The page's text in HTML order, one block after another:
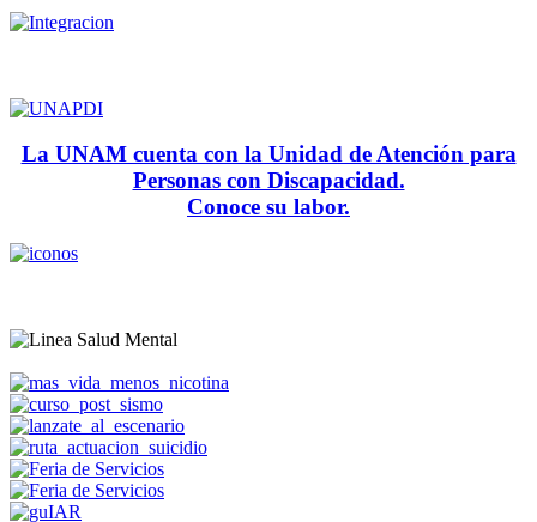
La UNAM cuenta con la Unidad de Atención para
Personas con Discapacidad.
Conoce su labor.